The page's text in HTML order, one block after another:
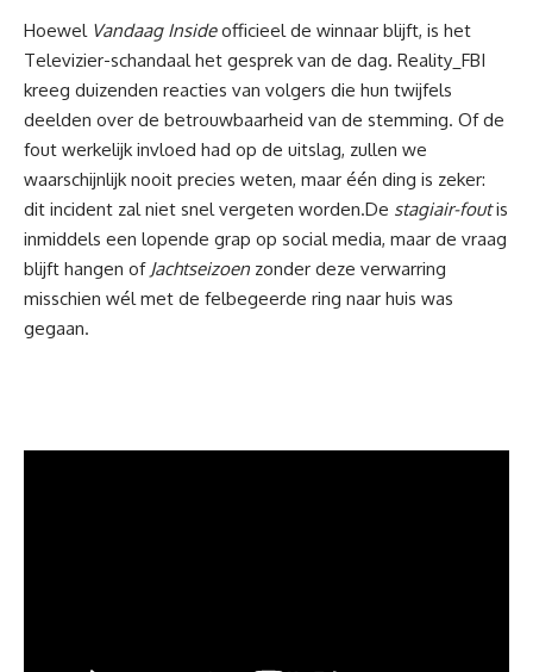
Hoewel Vandaag Insideofficieel de winnaar blijft, is het
Televizier-schandaal het gesprek van de dag. Reality_FBI
kreeg duizenden reacties van volgers die hun twijfels
deelden over de betrouwbaarheid van de stemming. Of de
fout werkelijk invloed had op de uitslag, zullen we
waarschijnlijk nooit precies weten, maar één ding is zeker:
dit incident zal niet snel vergeten worden.De stagiair-foutis
inmiddels een lopende grap op social media, maar de vraag
blijft hangen of Jachtseizoen zonder deze verwarring
misschien wél met de felbegeerde ring naar huis was
gegaan.